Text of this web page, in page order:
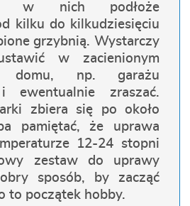
w nich podłoże
kilku do kilkudziesięciu
grzybnią. Wystarczy
w zacienionym
domu, np. garażu
ewentualnie zraszać.
zbiera się po około
pamiętać, że uprawa
12-24 stopni
zestaw do uprawy
sposób, by zacząć
to początek hobby.